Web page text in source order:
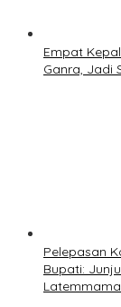
Empat
Ganra, Jadi
Pelepasan
Bupati: